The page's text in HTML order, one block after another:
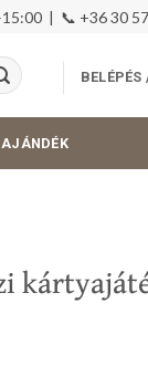
| 📞 +36 30
AJÁNDÉK